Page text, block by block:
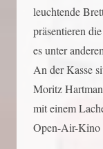
leuchtende
präsentieren
es unter
An der Kasse
Moritz
mit einem
Open-Air-Kino